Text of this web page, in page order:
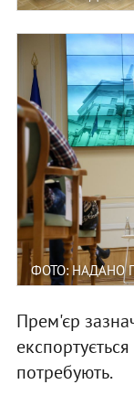
ФОТО: НАДАНО
Прем'єр
потребують.